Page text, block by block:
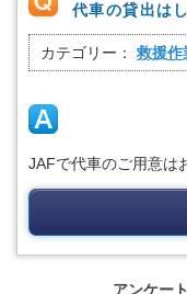
代車の貸出は
カテゴリー： 救援作
JAFで代車のご用意は
アンケー